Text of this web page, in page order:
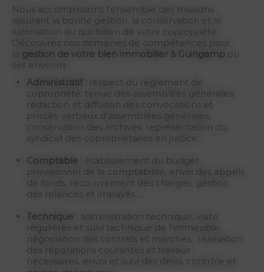
Nous accomplissons l'ensemble des missions
assurant la bonne gestion, la conservation et la
valorisation au quotidien de votre copropriété.
Découvrez nos domaines de compétences pour
la gestion de votre bien immobilier à Guingamp ou
ses environs :
Administratif
: respect du règlement de
copropriété, tenue des assemblées générales,
rédaction et diffusion des convocations et
procès-verbaux d'assemblées générales,
conservation des archives, représentation du
syndicat des copropriétaires en justice, ...
Comptable : établissement du budget
provisionnel de la comptabilité, envoi des appels
de fonds, recouvrement des charges, gestion
des relances et impayés, ...
Technique : administration technique, visite
régulières et suivi technique de l'immeuble,
négociation des contrats et marchés, réalisation
des réparations courantes et travaux
nécessaires, envoi et suivi des devis, contrôle et